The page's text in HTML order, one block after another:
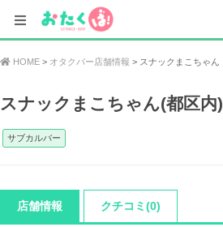
HOME オタクバー店舗情報 スナックまこちゃん
スナックまこちゃん(都区内)
サブカルバー
店舗情報 クチコミ(0)